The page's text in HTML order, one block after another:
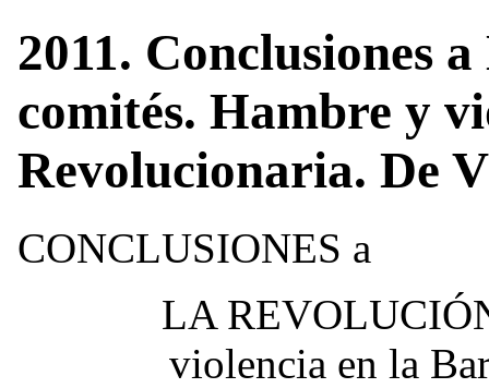
2011. Conclusiones
comités. Hambre y
Revolucionaria. De
CONCLUSIONES a
LA
violencia en la